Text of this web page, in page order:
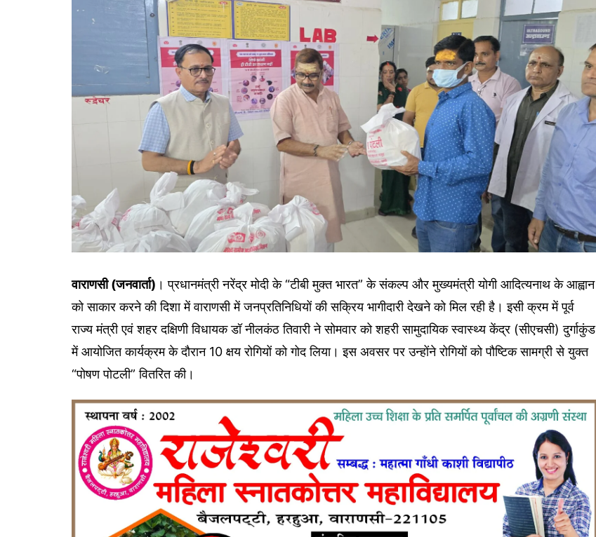
वाराणसी (जनवार्ता) । प्रधानमंत्री नरेंद्र मोदी के “टीबी मुक्त भारत” के संकल्प और मुख्यमंत्री योगी आदित्यनाथ के आह्वान
को साकार करने की दिशा में वाराणसी में जनप्रतिनिधियों की सक्रिय भागीदारी देखने को मिल रही है। इसी क्रम में पूर्व
राज्य मंत्री एवं शहर दक्षिणी विधायक डॉ नीलकंठ तिवारी ने सोमवार को शहरी सामुदायिक स्वास्थ्य केंद्र (सीएचसी) दुर्गाकुंड
में आयोजित कार्यक्रम के दौरान 10 क्षय रोगियों को गोद लिया। इस अवसर पर उन्होंने रोगियों को पौष्टिक सामग्री से युक्त
“पोषण पोटली” वितरित की।